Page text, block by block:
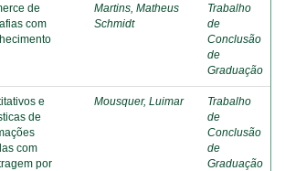
de
com
Martins, Matheus
Schmidt
Trabalho
de
Conclusão
de
Graduação
e
de
com
por
Mousquer, Luimar
Trabalho
de
Conclusão
de
Graduação